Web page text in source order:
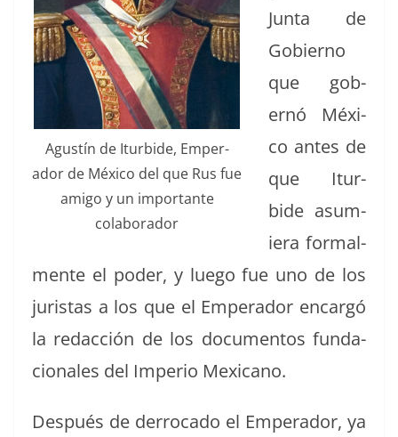
Agustín de Itur­bide, Emper­
ador de Méx­i­co del que Rus fue
ami­go y un impor­tante
colaborador
Jun­ta de
Gob­ier­no
que gob­
ernó Méx­i­
co antes de
que Itur­
bide asum­
iera for­mal­
mente el poder, y luego fue uno de los
juris­tas a los que el Emper­ador encar­gó
la redac­ción de los doc­u­men­tos fun­da­
cionales del Impe­rio Mexicano.
Después de der­ro­ca­do el Emper­ador, ya